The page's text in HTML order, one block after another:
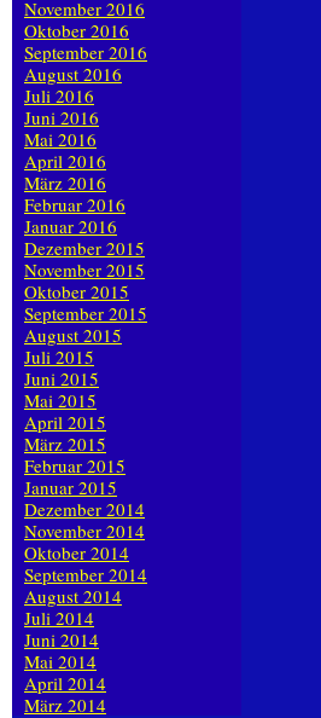
November 2016
Oktober 2016
September 2016
August 2016
Juli 2016
Juni 2016
Mai 2016
April 2016
März 2016
Februar 2016
Januar 2016
Dezember 2015
November 2015
Oktober 2015
September 2015
August 2015
Juli 2015
Juni 2015
Mai 2015
April 2015
März 2015
Februar 2015
Januar 2015
Dezember 2014
November 2014
Oktober 2014
September 2014
August 2014
Juli 2014
Juni 2014
Mai 2014
April 2014
März 2014